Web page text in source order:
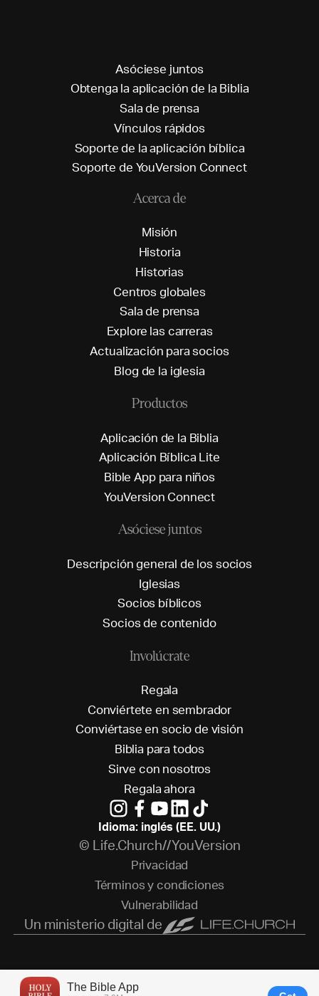
Asóciese juntos
Obtenga la aplicación de la Biblia
Sala de prensa
Vínculos rápidos
Soporte de la aplicación bíblica
Soporte de YouVersion Connect
Acerca de
Misión
Historia
Historias
Centros globales
Sala de prensa
Explore las carreras
Actualización para socios
Blog de la iglesia
Productos
Aplicación de la Biblia
Aplicación Bíblica Lite
Bible App para niños
YouVersion Connect
Asóciese juntos
Descripción general de los socios
Iglesias
Socios bíblicos
Socios de contenido
Involúcrate
Regala
Conviértete en sembrador
Conviértase en sociode visión
Biblia para todos
Sirve con nosotros
Regala ahora
Idioma: inglés (EE. UU.)
© Life.Church//YouVersion
Privacidad
Términos y condiciones
Vulnerabilidad
Un ministerio digital de